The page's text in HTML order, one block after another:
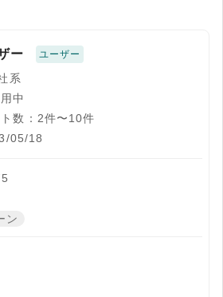
ー ユーザー
系
中
数：2件〜10件
05/18
ン